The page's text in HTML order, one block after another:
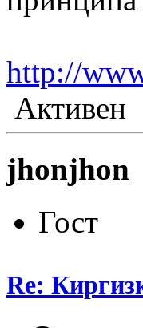
http://
Активен
jhonjhon
Гост
Re: